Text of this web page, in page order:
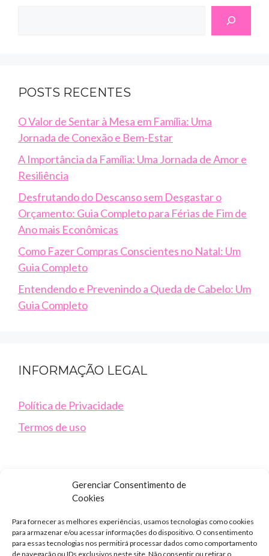
Gerenciar Consentimento de
Cookies
Para fornecer as melhores experiências, usamos tecnologias como cookies
para armazenar e/ou acessar informações do dispositivo. O consentimento
para essas tecnologias nos permitirá processar dados como comportamento
de navegação ou IDs exclusivos neste site. Não consentir ou retirar o
POSTS RECENTES
O Valor de Sentar à Mesa em Família: Uma
Jornada de Conexão e Bem-Estar
A Importância da Família: Uma Jornada de Amor e
Resiliência
Desfrutando do Descanso sem Desgastar o
Orçamento: Guia Completo para Férias de Fim de
Ano mais Econômicas
Como Fazer Compras Conscientes no Natal: Um
Guia Completo
Entendendo e Prevenindo a Queda de Cabelo: Um
Guia Completo
INFORMAÇÃO LEGAL
Política de Privacidade
Termos de uso